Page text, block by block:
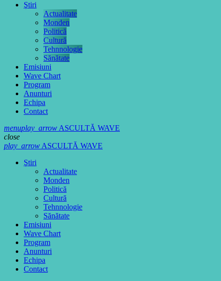
Ştiri
Actualitate
Monden
Politică
Cultură
Tehnnologie
Sănătate
Emisiuni
Wave Chart
Program
Anunturi
Echipa
Contact
menuplay_arrowASCULTĂ WAVE
close
play_arrowASCULTĂ WAVE
Ştiri
Actualitate
Monden
Politică
Cultură
Tehnnologie
Sănătate
Emisiuni
Wave Chart
Program
Anunturi
Echipa
Contact